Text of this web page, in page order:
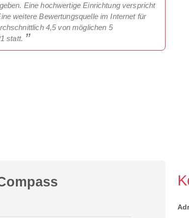
Eine hochwertige Einrichtung verspricht
weitere Bewertungsquelle im Internet für
4,5 von möglichen 5
statt.